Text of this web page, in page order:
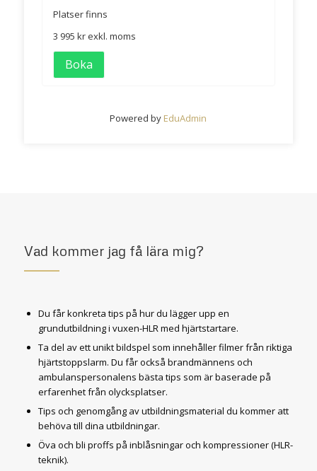
Platser finns
3 995 krexkl. moms
Boka
Powered by EduAdmin
Vad kommer jag få lära mig?
Du får konkreta tips på hur du lägger upp en
grundutbildning i vuxen-HLR med hjärtstartare.
Ta del av ett unikt bildspel som innehåller filmer från riktiga
hjärtstoppslarm. Du får också brandmännens och
ambulanspersonalens bästa tips som är baserade på
erfarenhet från olycksplatser.
Tips och genomgång av utbildningsmaterial du kommer att
behöva till dina utbildningar.
Öva och bli proffs på inblåsningar och kompressioner (HLR-
teknik).